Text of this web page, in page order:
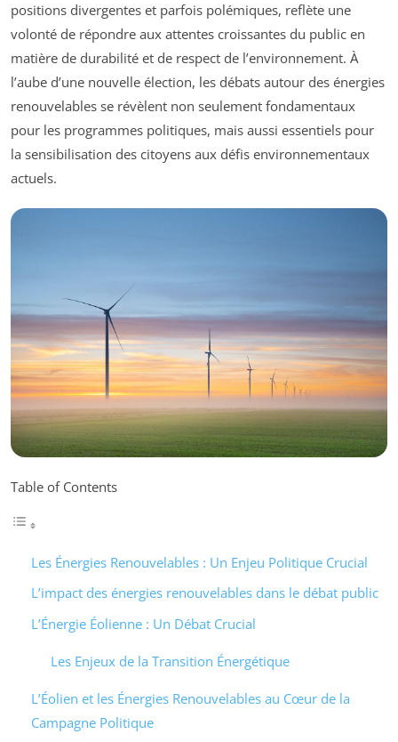
positions divergentes et parfois polémiques, reflète une
volonté de répondre aux attentes croissantes du public en
matière de durabilité et de respect de l’environnement. À
l’aube d’une nouvelle élection, les débats autour des énergies
renouvelables se révèlent non seulement fondamentaux
pour les programmes politiques, mais aussi essentiels pour
la sensibilisation des citoyens aux défis environnementaux
actuels.
Table of Contents
Les Énergies Renouvelables : Un Enjeu Politique Crucial
L’impact des énergies renouvelables dans le débat public
L’Énergie Éolienne : Un Débat Crucial
Les Enjeux de la Transition Énergétique
L’Éolien et les Énergies Renouvelables au Cœur de la
Campagne Politique